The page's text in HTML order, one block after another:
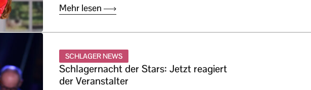
Mehr lesen
SCHLAGER NEWS
Schlagernacht der Stars: Jetzt reagiert
der Veranstalter